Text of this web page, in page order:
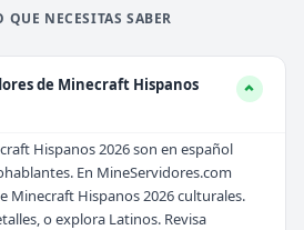
QUE NECESITAS SABER
de Minecraft Hispanos
Hispanos 2026 son en español
En MineServidores.com
Minecraft Hispanos 2026 culturales.
o explora Latinos. Revisa